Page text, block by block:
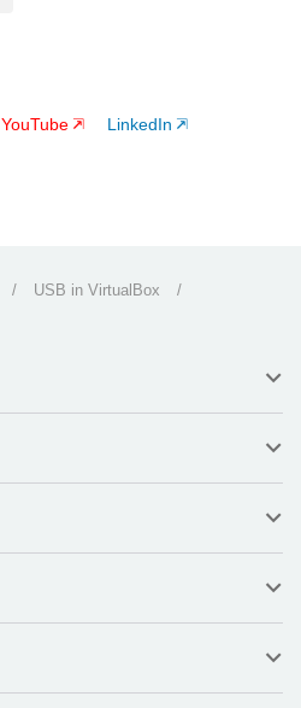
YouTube LinkedIn
/ USB in VirtualBox
/